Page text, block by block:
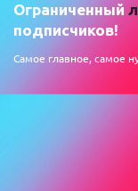
Ограниченный
подписчиков!
Самое главное, самое